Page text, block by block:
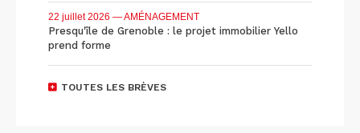
22 juillet 2026 — AMÉNAGEMENT
Presqu'île de Grenoble : le projet immobilier Yello
prend forme
TOUTES LES BRÈVES